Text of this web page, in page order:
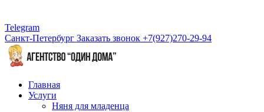
Telegram
Санкт-Петербург Заказать звонок +7(927)270-29-94
Главная
Услуги
Няня для младенца